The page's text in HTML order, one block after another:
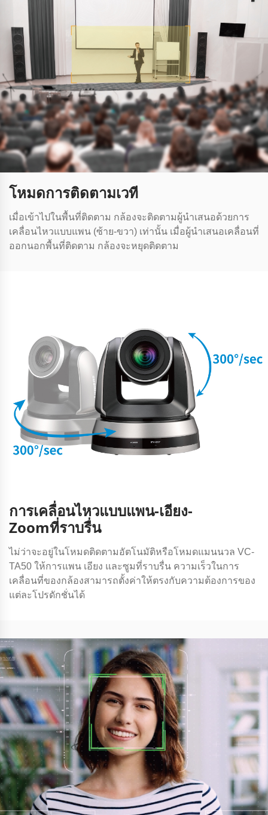
โหมดการติดตามเวที
เมื่อเข้าไปในพื้นที่ติดตาม กล้องจะติดตามผู้นําเสนอด้วยการ
เคลื่อนไหวแบบแพน (ซ้าย-ขวา) เท่านั้น เมื่อผู้นําเสนอเคลื่อนที่
ออกนอกพื้นที่ติดตาม กล้องจะหยุดติดตาม
การเคลื่อนไหวแบบแพน-เอียง-
Zoomที่ราบรื่น
ไม่ว่าจะอยู่ในโหมดติดตามอัตโนมัติหรือโหมดแมนนวล VC-
TA50 ให้การแพน เอียง และซูมที่ราบรื่น ความเร็วในการ
เคลื่อนที่ของกล้องสามารถตั้งค่าให้ตรงกับความต้องการของ
แต่ละโปรดักชั่นได้